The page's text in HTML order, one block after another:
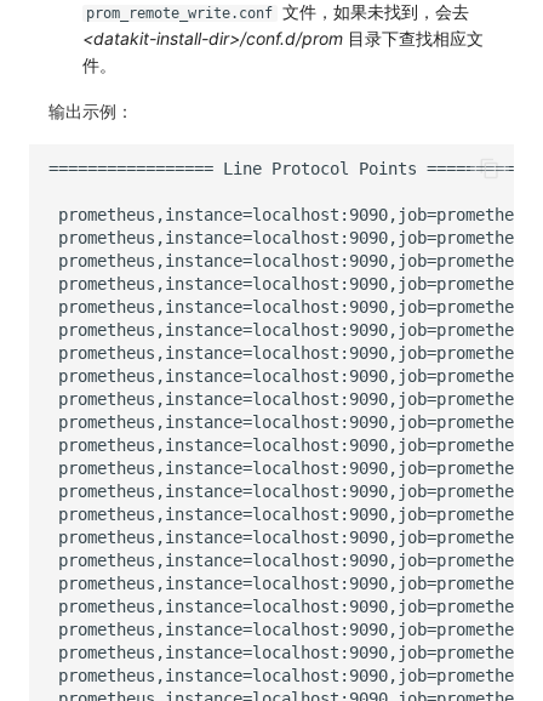
prom_remote_write.conf 文件，如果未找到，会去
<datakit-install-dir>/conf.d/prom目录下查找相应文
件。
输出示例：